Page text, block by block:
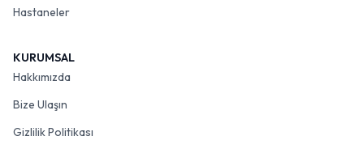
Hastaneler
KURUMSAL
Hakkımızda
Bize Ulaşın
Gizlilik Politikası